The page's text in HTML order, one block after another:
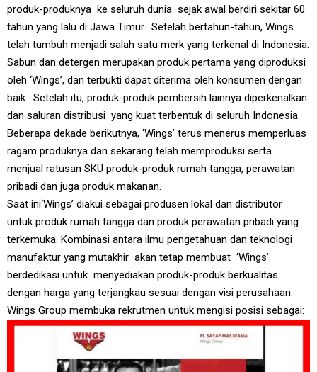
produk-produknya ke seluruh dunia sejak awal berdiri sekitar 60
tahun yang lalu di Jawa Timur. Setelah bertahun-tahun, Wings
telah tumbuh menjadi salah satu merk yang terkenal di Indonesia.
Sabun dan detergen merupakan produk pertama yang diproduksi
oleh ‘Wings’, dan terbukti dapat diterima oleh konsumen dengan
baik. Setelah itu, produk-produk pembersih lainnya diperkenalkan
dan saluran distribusi yang kuat terbentuk di seluruh Indonesia.
Beberapa dekade berikutnya, ‘Wings’ terus menerus memperluas
ragam produknya dan sekarang telah memproduksi serta
menjual ratusan SKU produk-produk rumah tangga, perawatan
pribadi dan juga produk makanan.
Saat ini‘Wings’ diakui sebagai produsen lokal dan distributor
untuk produk rumah tangga dan produk perawatan pribadi yang
terkemuka. Kombinasi antara ilmu pengetahuan dan teknologi
manufaktur yang mutakhir akan tetap membuat ‘Wings’
berdedikasi untuk menyediakan produk-produk berkualitas
dengan harga yang terjangkau sesuai dengan visi perusahaan.
Wings Group membuka rekrutmen untuk mengisi posisi sebagai: